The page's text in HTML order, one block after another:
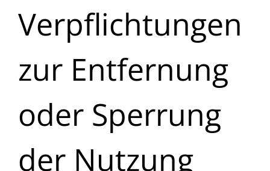
Verpflichtungen
zur Entfernung
oder Sperrung
der Nutzung